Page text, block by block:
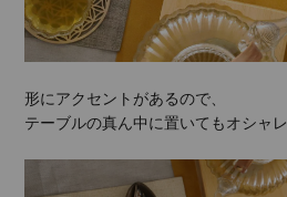
形にアクセントがあるので、
テーブルの真ん中に置いてもオシャレ